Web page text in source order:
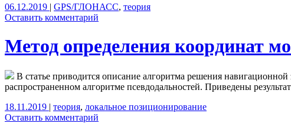
06.12.2019 | GPS/ГЛОНАСС, теория
Оставить комментарий
Метод определения координат
В статье приводится описание алгоритма решения
распространенном алгоритме псевдодальностей. Приведены
18.11.2019 | теория, локальное позиционирование
Оставить комментарий